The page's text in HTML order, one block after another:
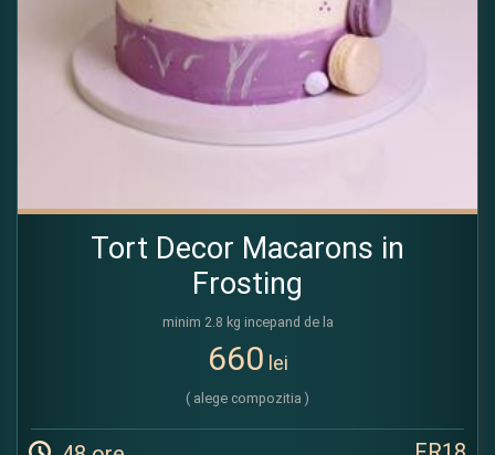
Tort Decor Macarons in
Frosting
minim 2.8 kg incepand de la
660 lei
( alege compozitia )